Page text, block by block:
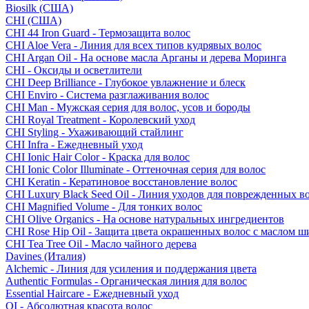
Biosilk (США)
CHI (США)
CHI 44 Iron Guard - Термозащита волос
CHI Aloe Vera - Линия для всех типов кудрявых волос
CHI Argan Oil - На основе масла Арганы и дерева Моринга
CHI - Оксиды и осветлители
CHI Deep Brilliance - Глубокое увлажнение и блеск
CHI Enviro - Система разглаживания волос
CHI Man - Мужская серия для волос, усов и бороды
CHI Royal Treatment - Королевский уход
CHI Styling - Ухаживающий стайлинг
CHI Infra - Ежедневный уход
CHI Ionic Hair Color - Краска для волос
CHI Ionic Color Illuminate - Оттеночная серия для волос
CHI Keratin - Кератиновое восстановление волос
CHI Luxury Black Seed Oil - Линия уходов для поврежденных
CHI Magnified Volume - Для тонких волос
CHI Olive Organics - На основе натуральных ингредиентов
CHI Rose Hip Oil - Защита цвета окрашенных волос с маслом
CHI Tea Tree Oil - Масло чайного дерева
Davines (Италия)
Alchemic - Линия для усиления и поддержания цвета
Authentic Formulas - Органическая линия для волос
Essential Haircare - Eжедневный уход
OI - Абсолютная красота волос